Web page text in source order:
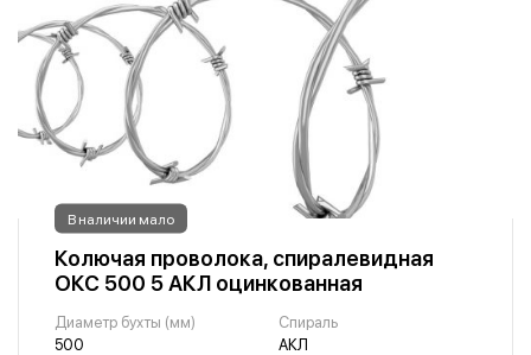
В наличии мало
Колючая проволока, спиралевидная
ОКС 500 5 АКЛ оцинкованная
Диаметр бухты (мм)
500
Спираль
АКЛ